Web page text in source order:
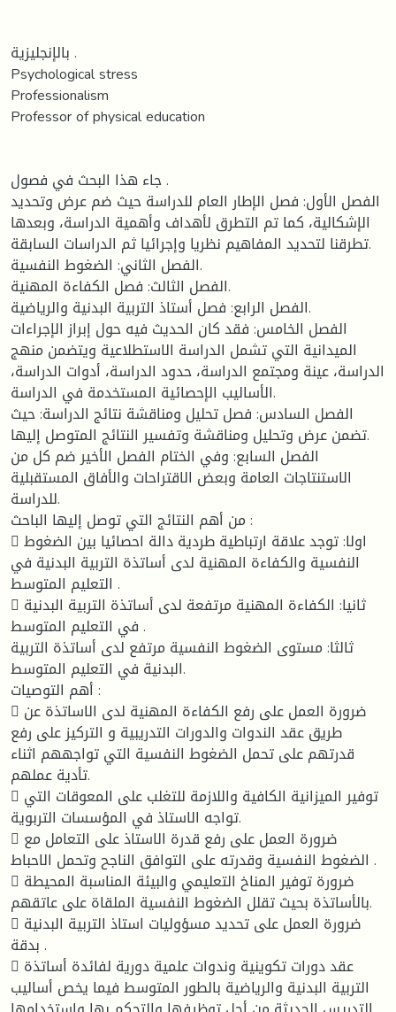
بالإنجليزية .
Psychological stress
Professionalism
Professor of physical education
جاء هذا البحث في فصول .
الفصل الأول: فصل الإطار العام للدراسة حيث ضم عرض وتحديد
الإشكالية، كما تم التطرق لأهداف وأهمية الدراسة، وبعدها
تطرقنا لتحديد المفاهيم نظريا وإجرائيا ثم الدراسات السابقة.
الفصل الثاني: الضغوط النفسية.
الفصل الثالث: فصل الكفاءة المهنية.
الفصل الرابع: فصل أستاذ التربية البدنية والرياضية.
الفصل الخامس: فقد كان الحديث فيه حول إبراز الإجراءات
الميدانية التي تشمل الدراسة الاستطلاعية ويتضمن منهج
الدراسة، عينة ومجتمع الدراسة، حدود الدراسة، أدوات الدراسة،
الأساليب الإحصائية المستخدمة في الدراسة.
الفصل السادس: فصل تحليل ومناقشة نتائج الدراسة: حيث
تضمن عرض وتحليل ومناقشة وتفسير النتائج المتوصل إليها.
الفصل السابع: وفي الختام الفصل الأخير ضم كل من
الاستنتاجات العامة وبعض الاقتراحات والأفاق المستقبلية
للدراسة.
من أهم النتائج التي توصل إليها الباحث :
 اولا: توجد علاقة ارتباطية طردية دالة احصائيا بين الضغوط
النفسية والكفاءة المهنية لدى أساتذة التربية البدنية في
التعليم المتوسط .
 ثانيا: الكفاءة المهنية مرتفعة لدى أساتذة التربية البدنية
في التعليم المتوسط .
ثالثا: مستوى الضغوط النفسية مرتفع لدى أساتذة التربية
البدنية في التعليم المتوسط.
أهم التوصيات :
 ضرورة العمل على رفع الكفاءة المهنية لدى الاساتذة عن
طريق عقد الندوات والدورات التدريبية و التركيز على رفع
قدرتهم على تحمل الضغوط النفسية التي تواجههم اثناء
تأدية عملهم.
 توفير الميزانية الكافية واللازمة للتغلب على المعوقات التي
تواجه الاستاذ في المؤسسات التربوية.
 ضرورة العمل على رفع قدرة الاستاذ على التعامل مع
الضغوط النفسية وقدرته على التوافق الناجح وتحمل الاحباط .
 ضرورة توفير المناخ التعليمي والبيئة المناسبة المحيطة
بالأساتذة بحيث تقلل الضغوط النفسية الملقاة على عاتقهم.
 ضرورة العمل على تحديد مسؤوليات استاذ التربية البدنية
بدقة .
 عقد دورات تكوينية وندوات علمية دورية لفائدة أساتذة
التربیة البدنیة والریاضیة بالطور المتوسط فیما یخص أساليب